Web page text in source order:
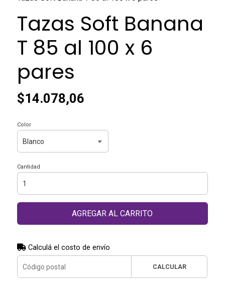
Tazas Soft Banana
T 85 al 100 x 6
pares
$14.078,06
Color
Cantidad
AGREGAR AL CARRITO
Calculá el costo de envío
CALCULAR